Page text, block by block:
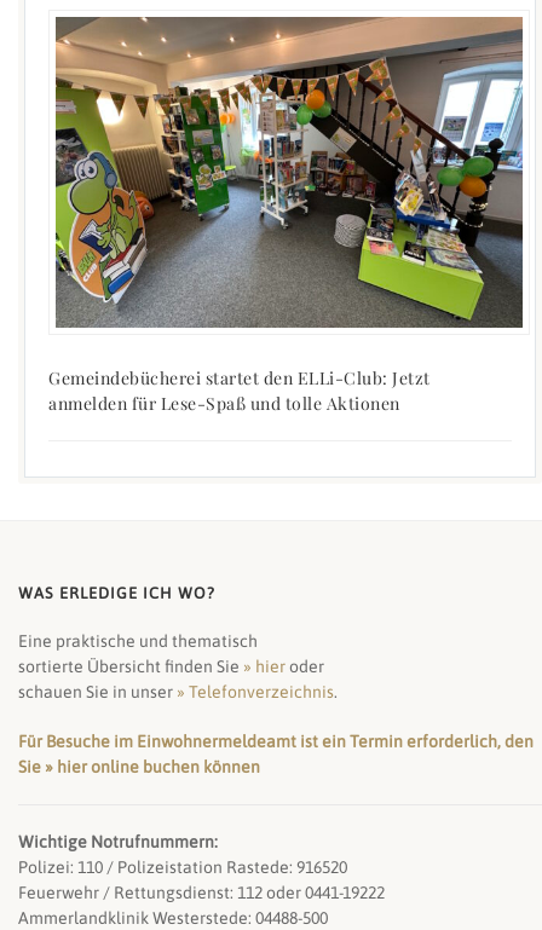
Gemeindebücherei startet den ELLi-Club: Jetzt
anmelden für Lese-Spaß und tolle Aktionen
WAS ERLEDIGE ICH WO?
Eine praktische und thematisch
sortierte Übersicht finden Sie » hieroder
schauen Sie in unser » Telefonverzeichnis.
Für Besuche im Einwohnermeldeamt ist ein Termin erforderlich, den
Sie » hier online buchen können
Wichtige Notrufnummern:
Polizei: 110 / Polizeistation Rastede: 916520
Feuerwehr / Rettungsdienst: 112 oder 0441-19222
Ammerlandklinik Westerstede: 04488-500